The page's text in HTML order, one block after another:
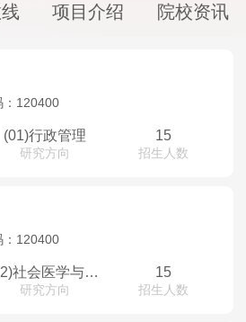
招生政策
报名流程
生政策 学制学费
报名流程
招生简章
项目介绍 院校资讯
120400
(01)行政管理
研究方向
15
招生人数
120400
(02)社会医学与卫生事业管理
研究方向
15
招生人数